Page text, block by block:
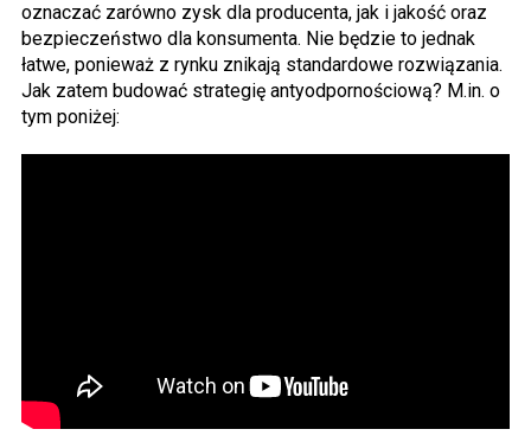
oznaczać zarówno zysk dla producenta, jak i jakość oraz
bezpieczeństwo dla konsumenta. Nie będzie to jednak
łatwe, ponieważ z rynku znikają standardowe rozwiązania.
Jak zatem budować strategię antyodpornościową? M.in. o
tym poniżej: